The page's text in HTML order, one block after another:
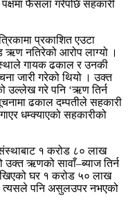
फैसला गरेपछि सहकारी
प्रकाशित एउटा
ऋण नतिरेको आरोप लाग्यो ।
गायक ढकाल र उनकी
जारी गरेको थियो । उक्त
उल्लेख गरे पनि ‘ऋण तिर्न
ढकाल दम्पतीले सहकारी
धम्क्याएको सहकारीको
१ करोड ८० लाख
ऋणको सावाँ–ब्याज तिर्न
घर १ करोड ५० लाख
त्यसले पनि असुलउपर नभएको